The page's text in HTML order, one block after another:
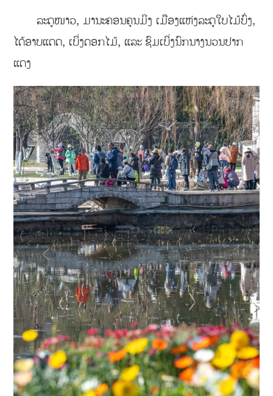
ລະດູໜາວ, ມານະຄອນຄຸນມິງ ເມືອງແຫ່ງລະດູໃບໄມ້ບົ່ງ,
ໄດ້ອາບແດດ, ເບິ່ງດອກໄມ້, ແລະ ຊົມເບິ່ງນົກນາງນວນປາກ
ແດງ